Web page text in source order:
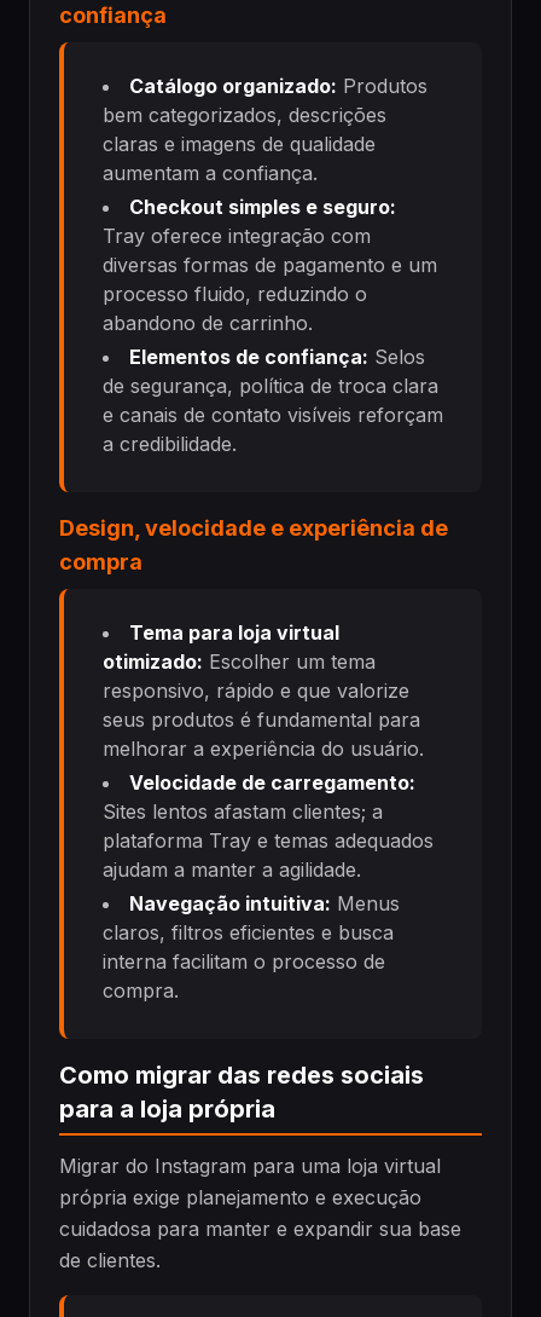
confiança
Catálogo organizado: Produtos
bem categorizados, descrições
claras e imagens de qualidade
aumentam a confiança.
Checkout simples e seguro:
Tray oferece integração com
diversas formas de pagamento e um
processo fluido, reduzindo o
abandono de carrinho.
Elementos de confiança: Selos
de segurança, política de troca clara
e canais de contato visíveis reforçam
a credibilidade.
Design, velocidade e experiência de
compra
Tema para loja virtual
otimizado: Escolher um tema
responsivo, rápido e que valorize
seus produtos é fundamental para
melhorar a experiência do usuário.
Velocidade de carregamento:
Sites lentos afastam clientes; a
plataforma Tray e temas adequados
ajudam a manter a agilidade.
Navegação intuitiva: Menus
claros, filtros eficientes e busca
interna facilitam o processo de
compra.
Como migrar das redes sociais
para a loja própria
Migrar do Instagram para uma loja virtual
própria exige planejamento e execução
cuidadosa para manter e expandir sua base
de clientes.